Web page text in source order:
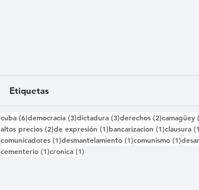
Etiquetas
cuba (6)6 entradas
democracia (3)3 entradas
dictadura (3)3 entradas
derechos (2)2 entradas
camagüey
altos precios (2)2 entradas
de expresión (1)1 entrada
bancarizacion (1)1 entrada
clausura
comunicadores (1)1 entrada
desmantelamiento (1)1 entrada
comunismo (1)1
cementerio (1)1 entrada
cronica (1)